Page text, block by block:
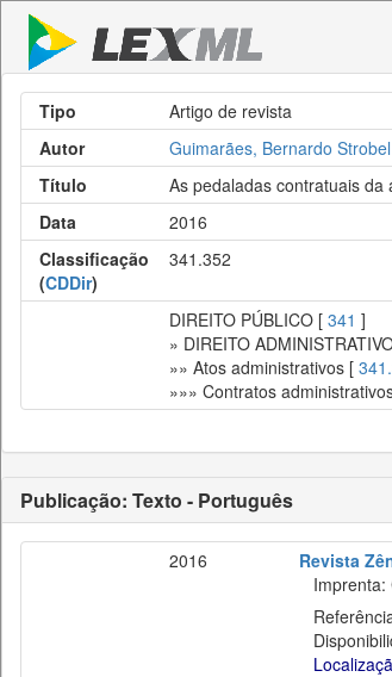
Tipo
Artigo de revista
Autor
Guimarães, Bernardo Strobel
Título
As pedaladas contratuais da
Data
2016
Classificação
(CDDir)
341.352
DIREITO PÚBLICO [ 341 ]
» DIREITO
»» Atos administrativos [
»»» Contratos
Publicação: Texto - Português
2016
Revista
Imprenta: